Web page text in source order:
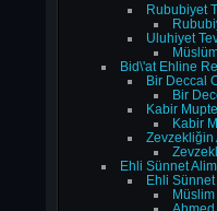
Rububiyet
Uluhiyet
Bid\'at Ehline
Bir Deccal
Bir
Kabir
Kabir
Zevzekliğin
Ehli Sünnet
Ehli